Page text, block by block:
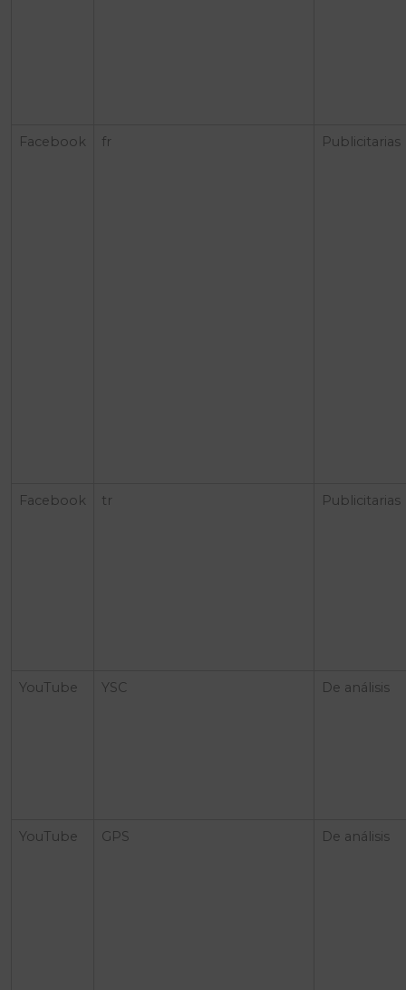
Facebook fr Publicitarias
Facebook tr Publicitarias
YouTube YSC De análisis
YouTube GPS De análisis